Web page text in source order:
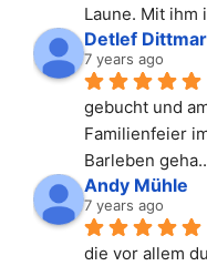
Laune. Mit
Detlef Dittmar
7 years ago
gebucht und
Familienfeier
Barleben geha
Andy Mühle
7 years ago
die vor allem